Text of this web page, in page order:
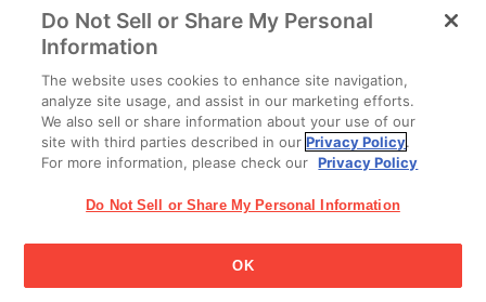
SUNAO バニラソフト
住所
鹿児島県肝属郡肝付町富山1012-1
江崎グリコ株式会社 Copyright © 2025 Ezaki Glico Co., Ltd.
All Rights Reserved.
Do Not Sell or Share My Personal
Information
The website uses cookies to enhance site navigation,
analyze site usage, and assist in our marketing efforts.
We also sell or share information about your use of our
site with third parties described in ourPrivacy Policy.
For more information, please check our Privacy Policy
Do Not Sell or Share My Personal Information
OK